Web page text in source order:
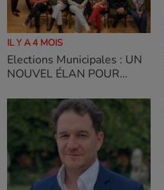
IL Y A 4 MOIS
Elections Municipales : UN
NOUVEL ÉLAN POUR
Rolando